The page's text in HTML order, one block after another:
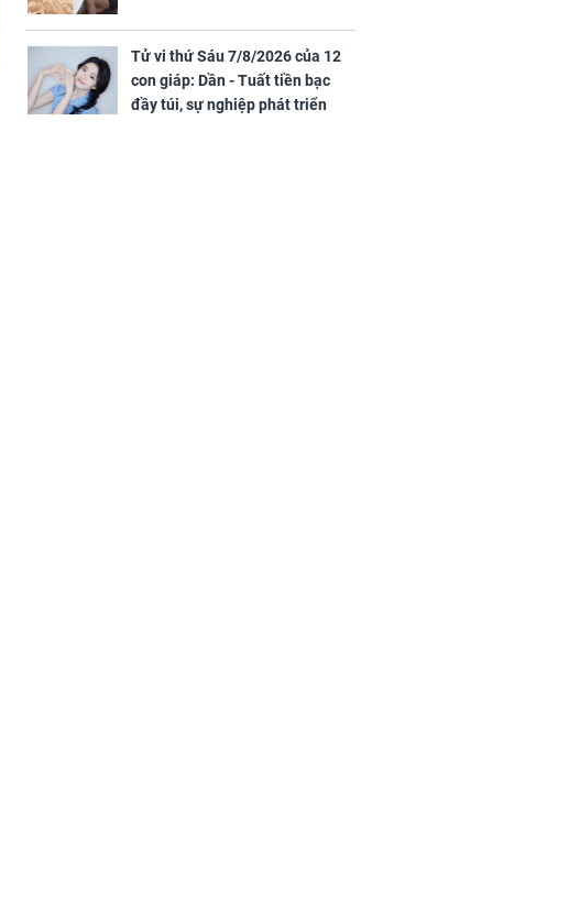
Tử vi thứ Sáu 7/8/2026 của 12
con giáp: Dần - Tuất tiền bạc
đầy túi, sự nghiệp phát triển